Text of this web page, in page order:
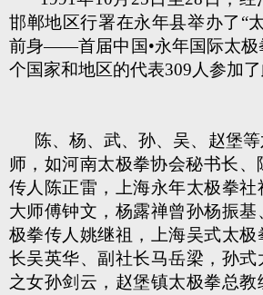
邯郸地区行署在永年县举办了“
前身——首届中国•永年国际太极
个国家和地区的代表309人参加了
陈、杨、武、孙、吴、赵堡
师，如河南太极拳协会秘书长、
传人陈正雷，上海永年太极拳社
大师傅钟文，杨露禅曾孙杨振
极拳传人姚继祖，上海吴式太极
长吴英华、副社长马岳梁，孙式
之女孙剑云，赵堡镇太极拳总